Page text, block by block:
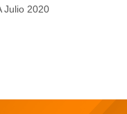
Julio 2020